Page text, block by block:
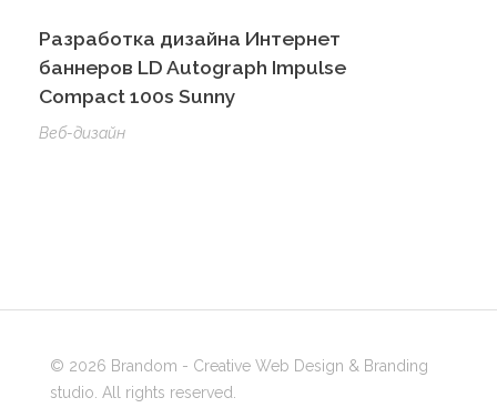
Разработка дизайна Интернет
баннеров LD Autograph Impulse
Compact 100s Sunny
Веб-дизайн
© 2026 Brandom - Creative Web Design & Branding
studio. All rights reserved.